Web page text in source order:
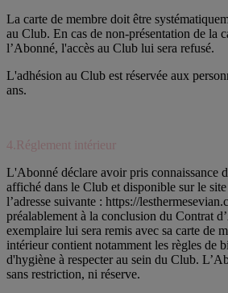
La carte de membre doit être
au Club. En cas de non-présentation de la
l’Abonné, l'accès au Club lui sera refusé.
L'adhésion au Club est réservée aux
ans.
4.Réglement intérieur
L'Abonné déclare avoir pris connaissance
affiché dans le Club et disponible sur le
l’adresse suivante : https://
préalablement à la conclusion du Contrat
exemplaire lui sera remis avec sa carte de
intérieur contient notamment les règles de
d'hygiène à respecter au sein du Club.
sans restriction, ni réserve.